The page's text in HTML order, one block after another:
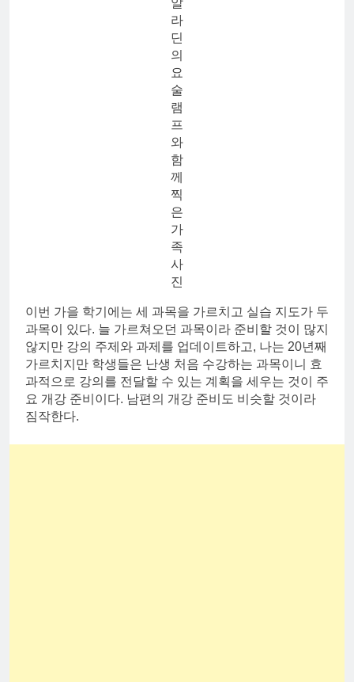
라
딘
의
요
술
램
프
와
함
께
찍
은
가
족
사
진
이번 가을 학기에는 세 과목을 가르치고 실습 지도가 두
과목이 있다. 늘 가르쳐오던 과목이라 준비할 것이 많지
않지만 강의 주제와 과제를 업데이트하고, 나는 20년째
가르치지만 학생들은 난생 처음 수강하는 과목이니 효
과적으로 강의를 전달할 수 있는 계획을 세우는 것이 주
요 개강 준비이다. 남편의 개강 준비도 비슷할 것이라
짐작한다.